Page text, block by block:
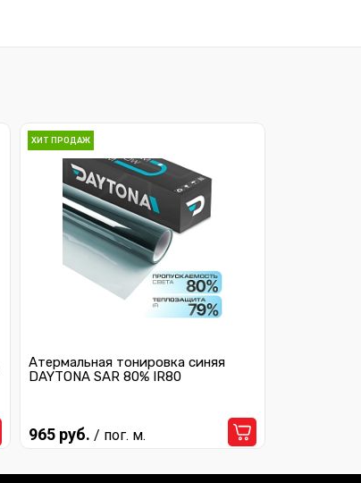
ХИТ ПРОДАЖ
Атермальная тонировка синяя
DAYTONA SAR 80% IR80
965 руб. / пог. м.